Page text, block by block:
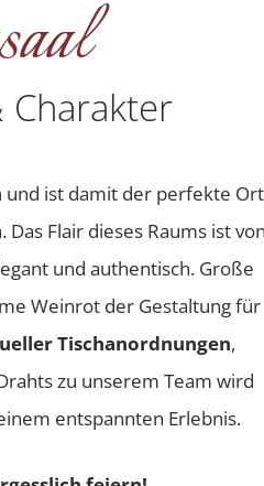
Charakter
und ist damit der perfekte Ort
Flair dieses Raums ist von
und authentisch. Große
Weinrot der Gestaltung für
Tischanordnungen,
zu unserem Team wird
entspannten Erlebnis.